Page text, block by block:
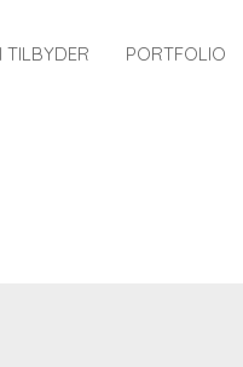
TILBYDER PORTFOLIO